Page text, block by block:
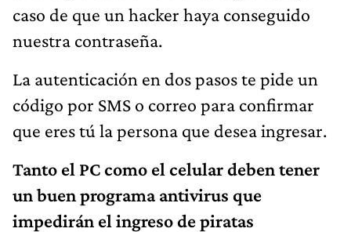
caso de que un hacker haya conseguido
nuestra contraseña.
La autenticación en dos pasos te pide un
código por SMS o correo para confirmar
que eres tú la persona que desea ingresar.
Tanto el PC como el celular deben tener
un buen programa antivirus que
impedirán el ingreso de piratas